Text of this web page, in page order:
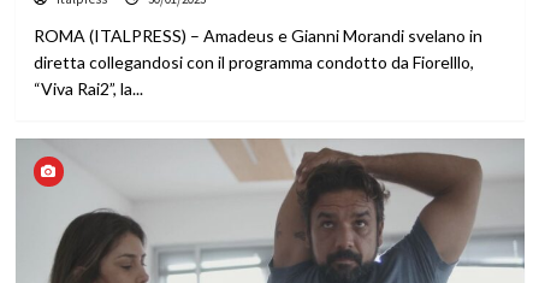
ROMA (ITALPRESS) – Amadeus e Gianni Morandi svelano in
diretta collegandosi con il programma condotto da Fiorelllo,
“Viva Rai2”, la...